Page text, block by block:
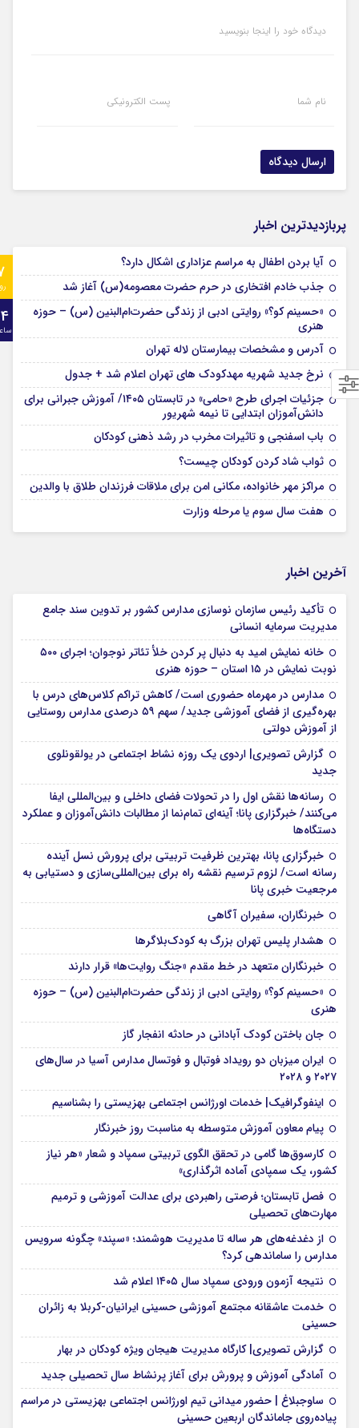
دیدگاه خود را اینجا بنویسید
نام شما پست الکترونیکی
پربازدیدترین اخبار
آیا بردن اطفال به مراسم عزادارى اشکال دارد؟
جذب خادم افتخاری در حرم حضرت معصومه(س) آغاز شد
«حسینم کو؟» روایتی ادبی از زندگی حضرت‌ام‌البنین (س) – حوزه
هنری
آدرس و مشخصات بیمارستان لاله تهران
نرخ جدید شهریه مهدکودک های تهران اعلام شد + جدول
جزئیات اجرای طرح «حامی» در تابستان ۱۴۰۵/ آموزش جبرانی برای
دانش‌آموزان ابتدایی تا نیمه شهریور
باب اسفنجی و تاثیرات مخرب در رشد ذهنی کودکان
ثواب شاد کردن کودکان چیست؟
مراکز مهر خانواده، مکانی امن برای ملاقات فرزندان طلاق با والدین
هفت سال سوم یا مرحله وزارت
آخرین اخبار
تأکید رئیس سازمان نوسازی مدارس کشور بر تدوین سند جامع
مدیریت سرمایه انسانی
خانه نمایش امید به دنبال پر کردن خلأ تئاتر نوجوان؛ اجرای ۵۰۰
نوبت نمایش در ۱۵ استان – حوزه هنری
مدارس در مهرماه حضوری است/ کاهش تراکم کلاس‌های درس با
بهره‌گیری از فضای آموزشی جدید/ سهم ۵۹ درصدی مدارس روستایی
از آموزش دولتی
گزارش تصویری| اردوی یک روزه نشاط اجتماعی در یولقونلوی
جدید
رسانه‌ها نقش اول را در تحولات فضای داخلی و بین‌المللی ایفا
می‌کنند/ خبرگزاری پانا؛ آینه‌ای تمام‌نما از مطالبات دانش‌آموزان و عملکرد
دستگاه‌ها
خبرگزاری پانا، بهترین ظرفیت تربیتی برای پرورش نسل آینده
رسانه است/ لزوم ترسیم نقشه راه برای بین‌المللی‌سازی و دستیابی به
مرجعیت خبری پانا
خبرنگاران، سفیران آگاهی
هشدار پلیس تهران بزرگ به کودک‌بلاگرها
خبرنگاران متعهد در خط مقدم «جنگ روایت‌ها» قرار دارند
«حسینم کو؟» روایتی ادبی از زندگی حضرت‌ام‌البنین (س) – حوزه
هنری
جان باختن کودک آبادانی در حادثه انفجار گاز
ایران میزبان دو رویداد فوتبال و فوتسال مدارس آسیا در سال‌های
۲۰۲۷ و ۲۰۲۸
اینفوگرافیک| خدمات اورژانس اجتماعی بهزیستی را بشناسیم
پیام معاون آموزش متوسطه به مناسبت روز خبرنگار
کارسوق‌ها گامی در تحقق الگوی تربیتی سمپاد و شعار «هر نیاز
کشور، یک سمپادی آماده اثرگذاری»
فصل تابستان؛ فرصتی راهبردی برای عدالت آموزشی و ترمیم
مهارت‌های تحصیلی
از دغدغه‌های هر ساله تا مدیریت هوشمند؛ «سپند» چگونه سرویس
مدارس را ساماندهی کرد؟
نتیجه آزمون ورودی سمپاد سال ۱۴۰۵ اعلام شد
خدمت عاشقانه مجتمع آموزشی‌ حسینی ایرانیان-کربلا به زائران
حسینی
گزارش تصویری| کارگاه مدیریت هیجان ویژه کودکان در بهار
آمادگی آموزش و پرورش برای آغاز پرنشاط سال تحصیلی جدید
ساوجبلاغ | حضور میدانی تیم اورژانس اجتماعی بهزیستی در مراسم
پیاده‌روی جاماندگان اربعین حسینی